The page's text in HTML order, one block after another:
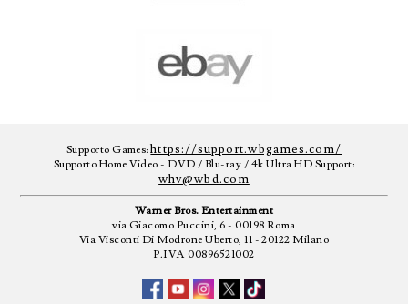
Supporto Games:https://support.wbgames.com/
Supporto Home Video - DVD / Blu-ray / 4k Ultra HD Support:
whv@wbd.com
Warner Bros. Entertainment
via Giacomo Puccini, 6 - 00198 Roma
Via Visconti Di Modrone Uberto, 11 - 20122 Milano
P.IVA 00896521002